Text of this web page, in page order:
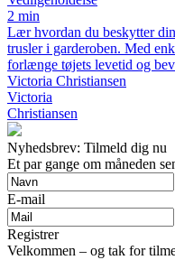
2 min
Lær hvordan du beskytter
trusler i garderoben. Med
forlænge tøjets levetid og
Victoria Christiansen
Victoria
Christiansen
Nyhedsbrev: Tilmeld dig nu
Et par gange om måneden
E-mail
Registrer
Velkommen – og tak for